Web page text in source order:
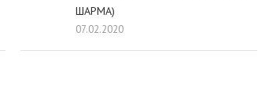
ШАРМА)
07.02.2020